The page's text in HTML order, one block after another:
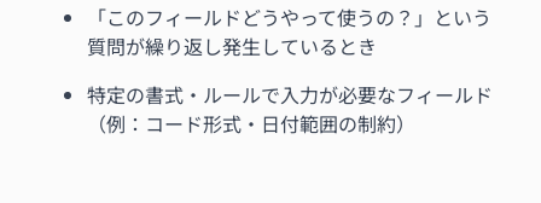
「このフィールドどうやって使うの？」という
質問が繰り返し発生しているとき
特定の書式・ルールで入力が必要なフィールド
（例：コード形式・日付範囲の制約）